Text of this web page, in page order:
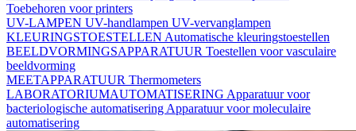
Toebehoren voor printers
UV-LAMPEN UV-handlampen UV-vervanglampen
KLEURINGSTOESTELLEN Automatische kleuringstoestellen
BEELDVORMINGSAPPARATUUR Toestellen voor vasculaire
beeldvorming
MEETAPPARATUUR Thermometers
LABORATORIUMAUTOMATISERING Apparatuur voor
bacteriologische automatisering Apparatuur voor moleculaire
automatisering